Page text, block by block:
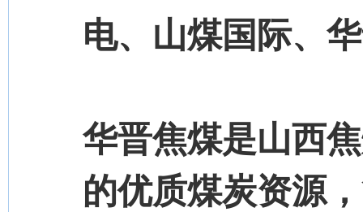
电、山煤国际、
华晋焦煤是山西
的优质煤炭资源